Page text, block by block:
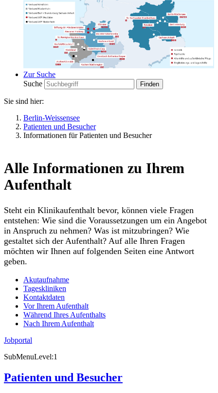
Zur Suche
Suche
Sie sind hier:
Berlin-Weissensee
Patienten und Besucher
Informationen für Patienten und Besucher
Alle Informationen zu Ihrem
Aufenthalt
Steht ein Klinikaufenthalt bevor, können viele Fragen
entstehen: Wie sind die Voraussetzungen um ein Angebot
in Anspruch zu nehmen? Was ist mitzubringen? Wie
gestaltet sich der Aufenthalt? Auf alle Ihren Fragen
möchten wir Ihnen auf folgenden Seiten eine Antwort
geben.
Akutaufnahme
Tageskliniken
Kontaktdaten
Vor Ihrem Aufenthalt
Während Ihres Aufenthalts
Nach Ihrem Aufenthalt
Jobportal
SubMenuLevel:1
Patienten und Besucher